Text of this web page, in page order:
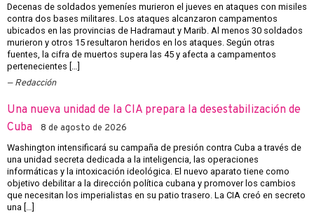
Decenas de soldados yemeníes murieron el jueves en ataques con misiles
contra dos bases militares. Los ataques alcanzaron campamentos
ubicados en las provincias de Hadramaut y Marib. Al menos 30 soldados
murieron y otros 15 resultaron heridos en los ataques. Según otras
fuentes, la cifra de muertos supera las 45 y afecta a campamentos
pertenecientes […]
Redacción
Una nueva unidad de la CIA prepara la desestabilización de
Cuba
8 de agosto de 2026
Washington intensificará su campaña de presión contra Cuba a través de
una unidad secreta dedicada a la inteligencia, las operaciones
informáticas y la intoxicación ideológica. El nuevo aparato tiene como
objetivo debilitar a la dirección política cubana y promover los cambios
que necesitan los imperialistas en su patio trasero. La CIA creó en secreto
una […]